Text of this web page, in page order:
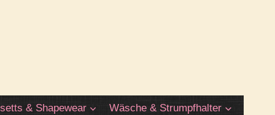
& Shapewear Wäsche & Strumpfhalter